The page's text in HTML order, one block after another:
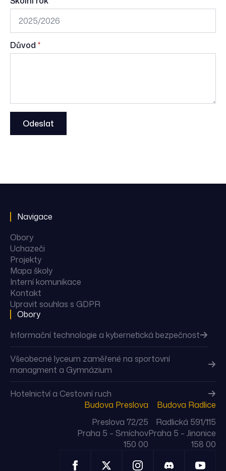
Důvod *
Odeslat
Navigace
Obory
Uchazeči
Projekty
Mapa školy
Interní komunikace
Kontakt
Upravit souhlas s GDPR
Obory
Informační technologie a kybernetická bezpečnost
Všeobecné lyceum zaměřené na sportovní
managment a Gymnázium
Hotelnictví a Cestovní ruch
Budova Preslova
Preslova 72/25
Praha 5 – Smíchov
150 00
Budova Radlice
Radlická 591/115
Praha 5 – Jinonice
158 00